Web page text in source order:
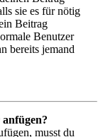
sie es für nötig
Beitrag
Benutzer
bereits jemand
musst du